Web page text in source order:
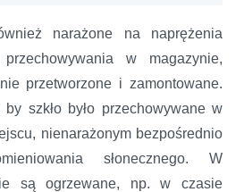
narażone na naprężenia
w magazynie,
przetworzone i zamontowane.
szkło było przechowywane w
nienarażonym bezpośrednio
słonecznego. W
są ogrzewane, np. w czasie